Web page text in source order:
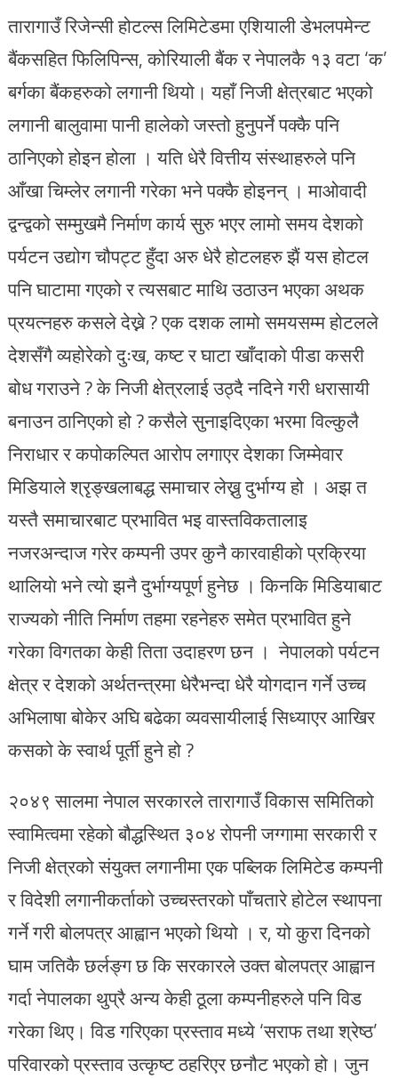
तारागाउँ रिजेन्सी होटल्स लिमिटेडमा एशियाली डेभलपमेन्ट
बैंकसहित फिलिपिन्स, कोरियाली बैंक र नेपालकै १३ वटा ‘क’
बर्गका बैंकहरुको लगानी थियो। यहाँ निजी क्षेत्रबाट भएको
लगानी बालुवामा पानी हालेको जस्तो हुनुपर्ने पक्कै पनि
ठानिएको होइन होला । यति धेरै वित्तीय संस्थाहरुले पनि
आँखा चिम्लेर लगानी गरेका भने पक्कै होइनन् । माओवादी
द्वन्द्वको सम्मुखमै निर्माण कार्य सुरु भएर लामो समय देशको
पर्यटन उद्योग चौपट्ट हुँदा अरु धेरै होटलहरु झैं यस होटल
पनि घाटामा गएको र त्यसबाट माथि उठाउन भएका अथक
प्रयत्नहरु कसले देख्ने ? एक दशक लामो समयसम्म होटलले
देशसँगै व्यहोरेको दुःख, कष्ट र घाटा खाँदाको पीडा कसरी
बोध गराउने ? के निजी क्षेत्रलाई उठ्दै नदिने गरी धरासायी
बनाउन ठानिएको हो ? कसैले सुनाइदिएका भरमा विल्कुलै
निराधार र कपोकल्पित आरोप लगाएर देशका जिम्मेवार
मिडियाले श्रृङ्खलाबद्ध समाचार लेख्नु दुर्भाग्य हो । अझ त
यस्तै समाचारबाट प्रभावित भइ वास्तविकतालाइ
नजरअन्दाज गरेर कम्पनी उपर कुनै कारवाहीकाे प्रक्रिया
थालियाे भने त्याे झनै दुर्भाग्यपूर्ण हुनेछ । किनकि मिडियाबाट
राज्यकाे नीति निर्माण तहमा रहनेहरु समेत प्रभावित हुने
गरेका विगतका केही तिता उदाहरण छन । नेपालको पर्यटन
क्षेत्र र देशको अर्थतन्त्रमा धेरैभन्दा धेरै योगदान गर्ने उच्च
अभिलाषा बोकेर अघि बढेका व्यवसायीलाई सिध्याएर आखिर
कसको के स्वार्थ पूर्ती हुने हो ?
२०४९ सालमा नेपाल सरकारले तारागाउँ विकास समितिको
स्वामित्वमा रहेको बौद्धस्थित ३०४ रोपनी जग्गामा सरकारी र
निजी क्षेत्रको संयुक्त लगानीमा एक पब्लिक लिमिटेड कम्पनी
र विदेशी लगानीकर्ताको उच्चस्तरको पाँचतारे होटेल स्थापना
गर्ने गरी बोलपत्र आह्वान भएको थियो । र, यो कुरा दिनको
घाम जतिकै छर्लङ्ग छ कि सरकारले उक्त बोलपत्र आह्वान
गर्दा नेपालका थुप्रै अन्य केही ठूला कम्पनीहरुले पनि विड
गरेका थिए। विड गरिएका प्रस्ताव मध्ये ‘सराफ तथा श्रेष्ठ’
परिवारको प्रस्ताव उत्कृष्ट ठहरिएर छनौट भएको हो। जुन